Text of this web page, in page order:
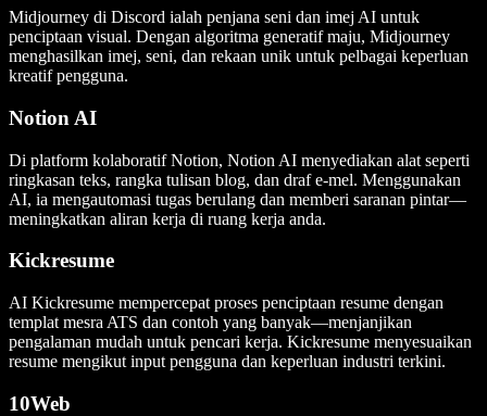
Midjourney di Discord ialah penjana seni dan imej AI untuk
penciptaan visual. Dengan algoritma generatif maju, Midjourney
menghasilkan imej, seni, dan rekaan unik untuk pelbagai keperluan
kreatif pengguna.
Notion AI
Di platform kolaboratif Notion, Notion AI menyediakan alat seperti
ringkasan teks, rangka tulisan blog, dan draf e-mel. Menggunakan
AI, ia mengautomasi tugas berulang dan memberi saranan pintar—
meningkatkan aliran kerja di ruang kerja anda.
Kickresume
AI Kickresume mempercepat proses penciptaan resume dengan
templat mesra ATS dan contoh yang banyak—menjanjikan
pengalaman mudah untuk pencari kerja. Kickresume menyesuaikan
resume mengikut input pengguna dan keperluan industri terkini.
10Web